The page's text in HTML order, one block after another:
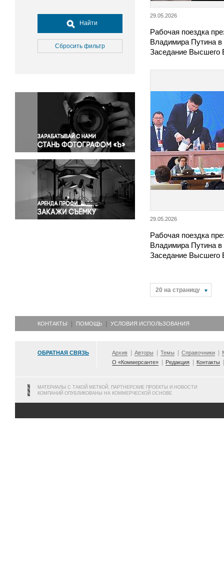
Досуг, туризм и отдых
Культура
Медицина
Окружающая среда
Политика
Правосудие
Происшествия и конфликты
Религия
Светская жизнь
Спорт
Экология
Экономика и бизнес
Найти
Сбросить фильтр
29.05.2026
Рабочая поездка
Владимира Путина в
Заседание Высшего
29.05.2026
Рабочая поездка
Владимира Путина в
Заседание Высшего
20 на страницу
КОНТАКТЫ ПОМОЩЬ УСЛОВИЯ ИСПОЛЬЗОВАНИЯ
ОБРАТНАЯ СВЯЗЬ Архив Авторы Темы Справочники
О «Коммерсанте»
Редакция Контакты
МАТЕРИАЛЫ С ТАКОЙ МЕТКОЙ, ПАРТНЕРСКИЕ ПРОЕКТЫ И НОВОСТИ
КОМПАНИЙ ОПУБЛИКОВАНЫ НА КОММЕРЧЕСКОЙ ОСНОВЕ